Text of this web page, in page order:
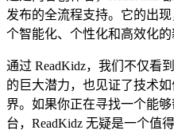
发布的全流程支持。它的出
个智能化、个性化和高效化的
通过 ReadKidz，我们不仅看
的巨大潜力，也见证了技术
界。如果你正在寻找一个能
台，ReadKidz 无疑是一个值